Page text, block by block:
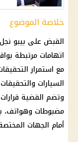
خلاصة الموضوع
القبض على بيبو
اتهامات مرتبطة
مع استمرار
السيارات
وتضم القضية قرارات
مضبوطات وهواتف،
أمام الجهات